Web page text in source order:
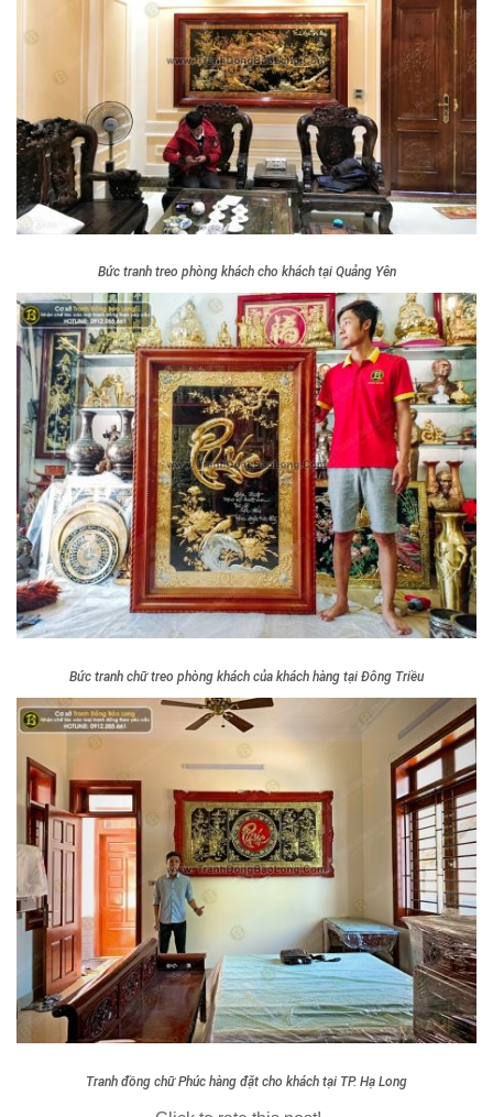
Bức tranh treo phòng khách cho khách tại Quảng Yên
Bức tranh chữ treo phòng khách của khách hàng tại Đông Triều
Tranh đồng chữ Phúc hàng đặt cho khách tại TP. Hạ Long